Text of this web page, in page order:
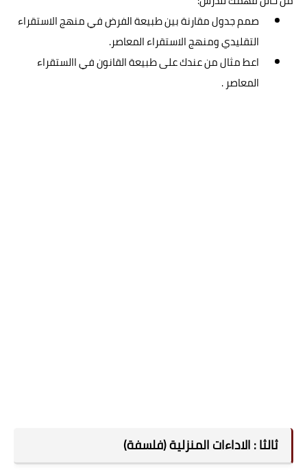
صمم جدول مقارنة بين طبيعة الفرض في منهج الاستقراء
التقليدي ومنهج الاستقراء المعاصر.
اعط مثال من عندك على طبيعة القانون في االستقراء
المعاصر .
ثالثا : الاداءات المنزلية (فلسفة)